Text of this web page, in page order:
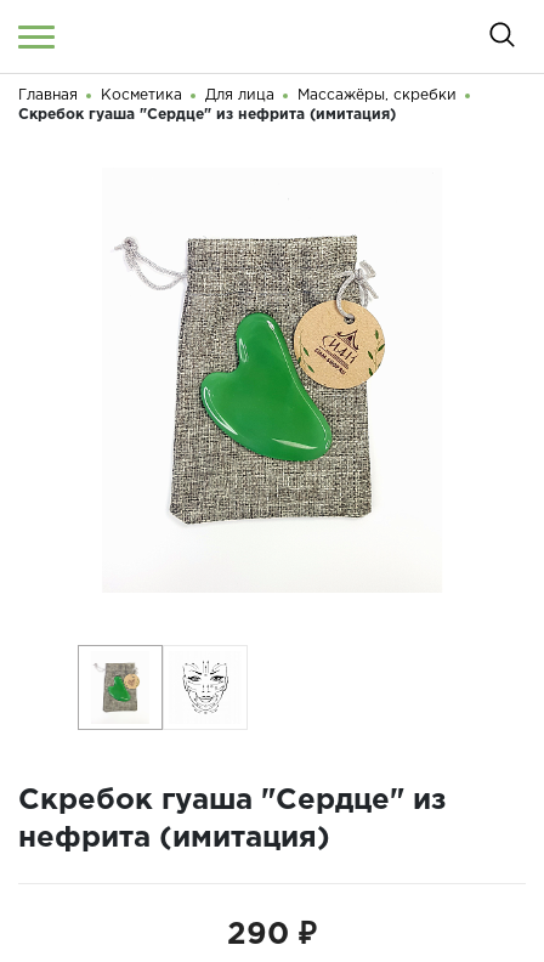
Войти / Регистрация
О МАГАЗИНЕ
ДОСТАВКА И ОПЛАТА
Здравствуйте! Что вы ищете?
Главная Косметика Для лица
Массажёры, скребки
Скребок гуаша "Сердце" из нефрита (имитация)
Скребок гуаша "Сердце" из
нефрита (имитация)
290 ₽